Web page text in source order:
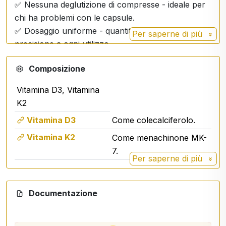
✅ Nessuna deglutizione di compresse - ideale per
chi ha problemi con le capsule.
✅ Dosaggio uniforme - quantità controllata con
precisione a ogni utilizzo.
Facile da somministrare - ideale per adulti, bambini,
Aroma rinfrescante di limone - gusto piacevole in
ogni spruzzo!
Sostenete la vostra salute in modo semplice ed
efficace con Activ D3 + K2 Spray!
Adulti 1 spruzzo al giorno 2 spruzzi, Bambini 1
spruzzo al giorno 1 spruzzo
adulti
Per saperne di più
Composizione
Vitamina D3, Vitamina
K2
Vitamina D3
Come colecalciferolo.
Vitamina K2
Come menachinone MK-
7.
Per saperne di più
Documentazione